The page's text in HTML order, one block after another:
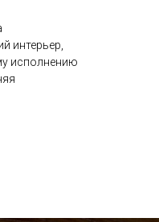
интерьер,
исполнению